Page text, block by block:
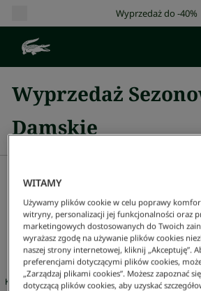
Wyprzedaż do -40%
Wyprzedaż
Damskie
Mężczyzna
Kobieta
Nasze wybory dla Ciebie
Koszulka Polo L.12.12 Classic Fit
WITAMY
Używamy plików cookie w celu poprawy
witryny, personalizacji jej funkcjonalności oraz
marketingowych dostosowanych do Twoich
wyrażasz zgodę na używanie plików cookies
naszej strony internetowej, kliknij „Akceptuję”.
preferencjami dotyczącymi plików cookies,
„Zarządzaj plikami cookies”. Możesz zapoznać
dotyczącą plików cookies, aby uzyskać